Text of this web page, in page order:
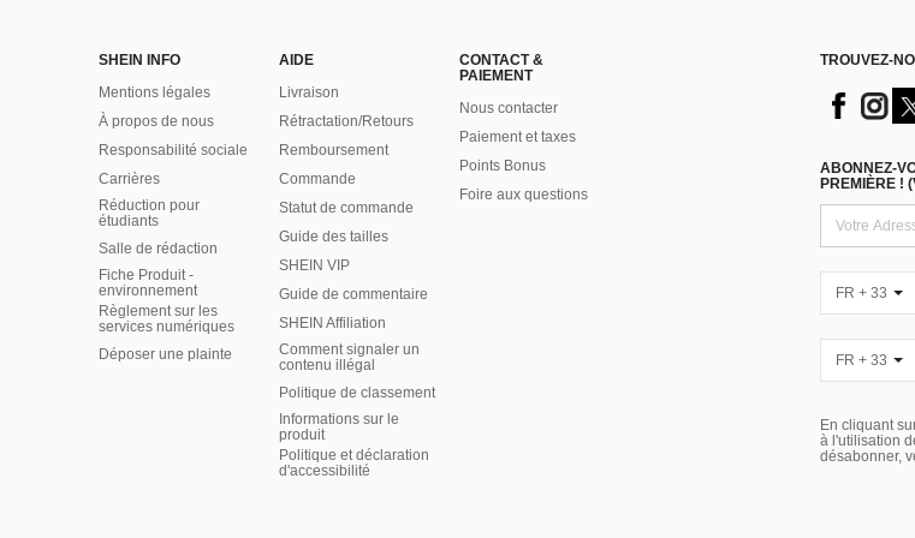
SHEIN INFO
Mentions légales
À propos de nous
Responsabilité sociale
Carrières
Réduction pour
étudiants
Salle de rédaction
Fiche Produit -
environnement
Règlement sur les
services numériques
Déposer une plainte
AIDE
Livraison
Rétractation/Retours
Remboursement
Commande
Statut de commande
Guide des tailles
SHEIN VIP
Guide de commentaire
SHEIN Affiliation
Comment signaler un
contenu illégal
Politique de classement
Informations sur le
produit
Politique et déclaration
d'accessibilité
CONTACT &
PAIEMENT
Nous contacter
Paiement et taxes
Points Bonus
Foire aux questions
TROUVEZ-
ABONNEZ-
PREMIÈRE !
FR + 33
FR + 33
En cliquant
à l'utilisation
désabonner,